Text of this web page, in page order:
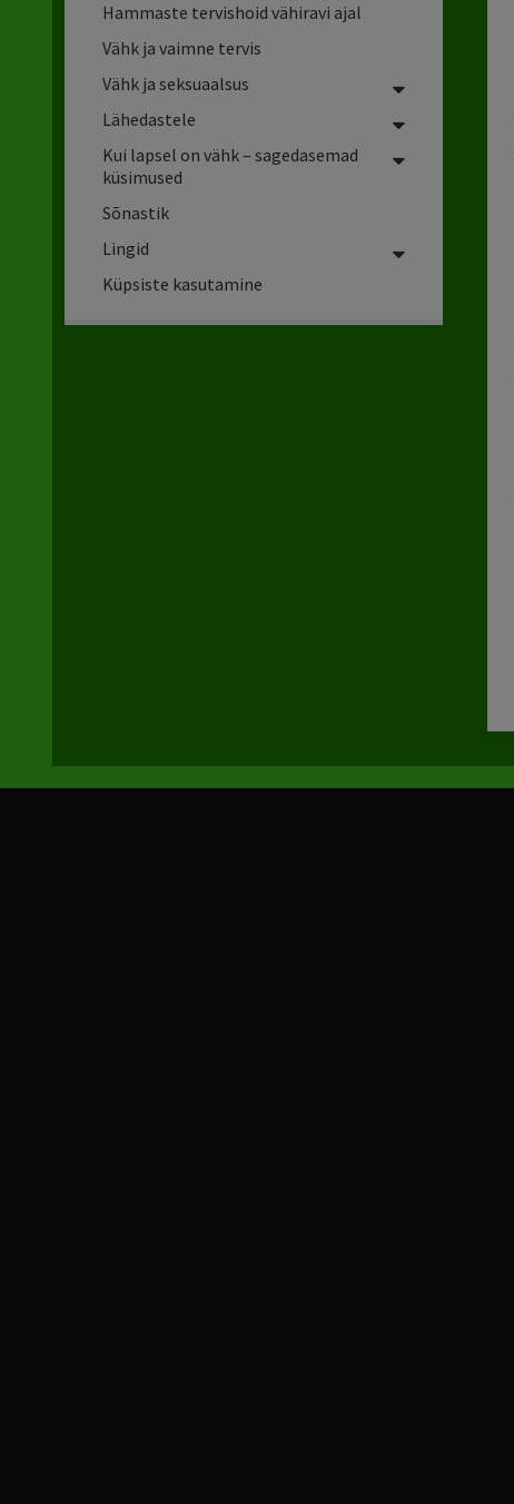
Hammaste tervishoid vähiravi ajal
Vähk ja vaimne tervis
Vähk ja seksuaalsus
Lähedastele
Kui lapsel on vähk – sagedasemad
küsimused
Sõnastik
Lingid
Küpsiste kasutamine